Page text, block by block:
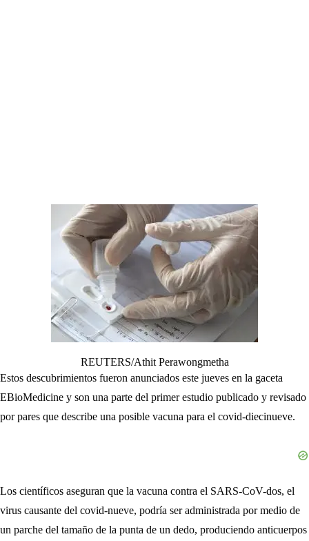
REUTERS/Athit Perawongmetha
Estos descubrimientos fueron anunciados este jueves en la gaceta
EBioMedicine y son una parte del primer estudio publicado y revisado
por pares que describe una posible vacuna para el covid-diecinueve.
Los científicos aseguran que la vacuna contra el SARS-CoV-dos, el
virus causante del covid-nueve, podría ser administrada por medio de
un parche del tamaño de la punta de un dedo, produciendo anticuerpos